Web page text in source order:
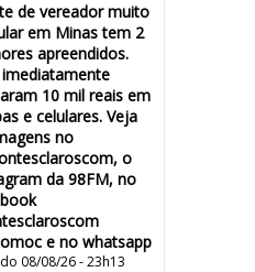
de vereador muito
em Minas tem 2
apreendidos.
imediatamente
10 mil reais em
e celulares. Veja
no
o
da 98FM, no
e no whatsapp
08/08/26 - 23h13